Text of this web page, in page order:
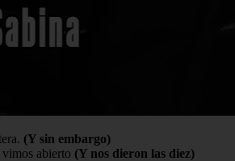
(Y sin embargo)
abierto (Y nos dieron las diez)